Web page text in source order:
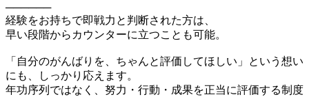
──────
経験をお持ちで即戦力と判断された方は、
早い段階からカウンターに立つことも可能。
「自分のがんばりを、ちゃんと評価してほしい」という想い
にも、しっかり応えます。
年功序列ではなく、努力・行動・成果を正当に評価する制度